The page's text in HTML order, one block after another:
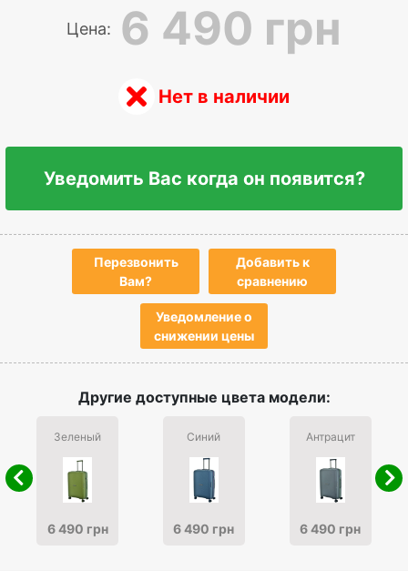
Цена: 6 490 грн
Нет в наличии
Уведомить Вас когда он появится?
Перезвонить
Вам?
Добавить к
сравнению
Уведомление о
снижении цены
Другие доступные цвета модели:
Зеленый
6 490 грн
Синий
6 490 грн
Антрацит
6 490 грн